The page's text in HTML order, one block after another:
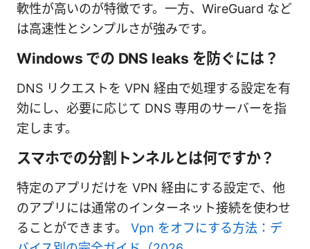
軟性が高いのが特徴です。一方、WireGuard など
は高速性とシンプルさが強みです。
Windows での DNS leaks を防ぐには？
DNS リクエストを VPN 経由で処理する設定を有
効にし、必要に応じて DNS 専用のサーバーを指
定します。
スマホでの分割トンネルとは何ですか？
特定のアプリだけを VPN 経由にする設定で、他
のアプリには通常のインターネット接続を使わせ
ることができます。 Vpn をオフにする方法：デ